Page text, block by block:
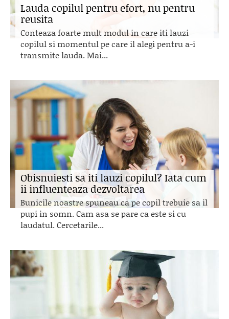
Lauda copilul pentru efort, nu pentru
reusita
Conteaza foarte mult modul in care iti lauzi
copilul si momentul pe care il alegi pentru a-i
transmite lauda. Mai...
Obisnuiesti sa iti lauzi copilul? Iata cum
ii influenteaza dezvoltarea
Bunicile noastre spuneau ca pe copil trebuie sa il
pupi in somn. Cam asa se pare ca este si cu
laudatul. Cercetarile...